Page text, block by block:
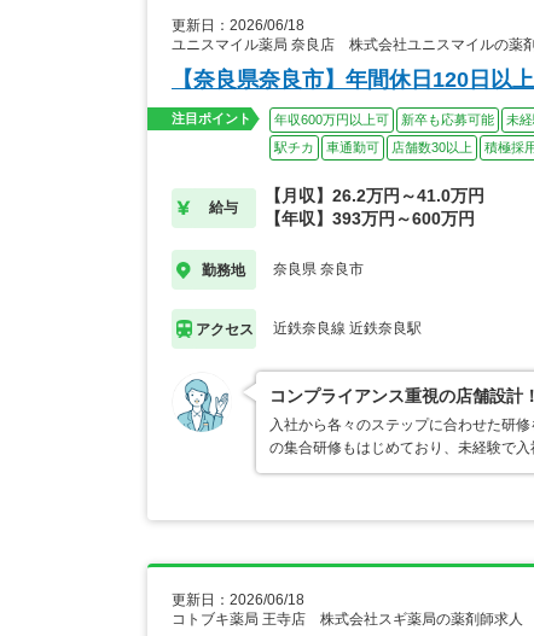
更新日：2026/06/18
ユニスマイル薬局 奈良店 株式会社ユニスマイルの薬
【奈良県奈良市】年間休日120日
注目ポイント 年収600万円以上可 新卒も応募可能 未
駅チカ
車通勤可 店舗数30以上 積極採
給与
【月収】26.2万円～41.0万円
【年収】393万円～600万円
勤務地 奈良県 奈良市
アクセス 近鉄奈良線 近鉄奈良駅
コンプライアンス重視の店舗設計
入社から各々のステップに合わせた研
の集合研修もはじめており、未経験で
更新日：2026/06/18
コトブキ薬局 王寺店 株式会社スギ薬局の薬剤師求人